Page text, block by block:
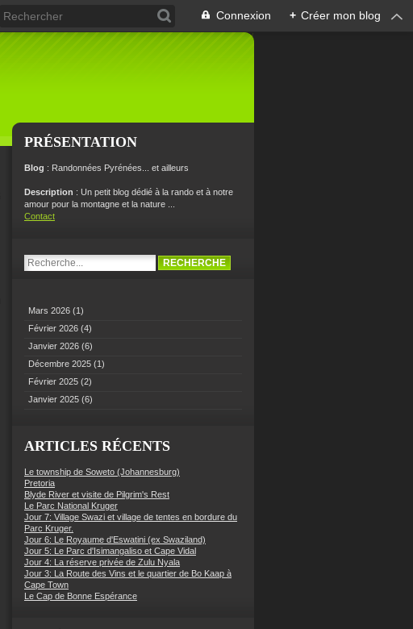
Connexion + Créer mon blog
PRÉSENTATION
Blog : Randonnées Pyrénées... et ailleurs
Description : Un petit blog dédié à la rando et à notre
amour pour la montagne et la nature ...
Contact
Mars 2026 (1)
Février 2026 (4)
Janvier 2026 (6)
Décembre 2025 (1)
Février 2025 (2)
Janvier 2025 (6)
ARTICLES RÉCENTS
Le township de Soweto (Johannesburg)
Pretoria
Blyde River et visite de Pilgrim's Rest
Le Parc National Kruger
Jour 7: Village Swazi et village de tentes en bordure du
Parc Kruger.
Jour 6: Le Royaume d'Eswatini (ex Swaziland)
Jour 5: Le Parc d'Isimangaliso et Cape Vidal
Jour 4: La réserve privée de Zulu Nyala
Jour 3: La Route des Vins et le quartier de Bo Kaap à
Cape Town
Le Cap de Bonne Espérance